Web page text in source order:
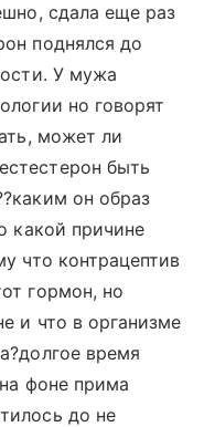
сдала еще раз
поднялся до
У мужа
но говорят
может ли
быть
он образ
какой причине
что контрацептив
гормон, но
и что в организме
время
фоне прима
до не